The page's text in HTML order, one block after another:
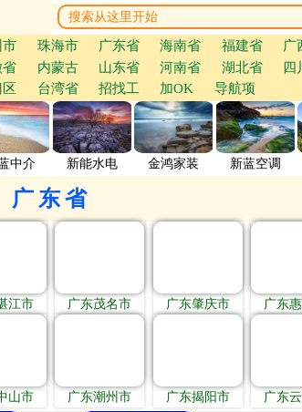
市 珠海市 广东省 海南省 福建省 广
省 内蒙古 山东省 河南省 湖北省 四
台湾省 招找工 加OK 导航项
中介 新能水电 金鸿家装 新蓝空调
广东省
江市 广东茂名市 广东肇庆市 广东
山市 广东潮州市 广东揭阳市
广东